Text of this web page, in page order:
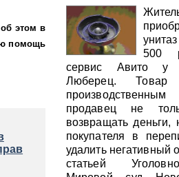
500
сервис Авито у
Люберец. Товар
продавец не
возвращать деньги,
покупателя в
удалить негативный
статьей
этом в
помощь